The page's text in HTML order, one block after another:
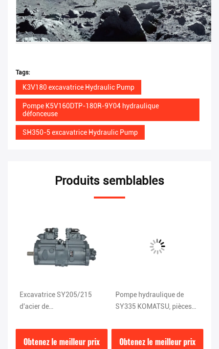
Tags:
K3V180 excavatrice Hydraulic Pump
Pompe K5V160DTP-180R-9Y04 hydraulique
défonceuse
SH350-5 excavatrice Hydraulic Pump
Produits semblables
Excavatrice SY205/215
d'acier de
Hydraulic Pump ISO9001
Obtenez le meilleur prix
Pompe hydraulique de
SY335 KOMATSU, pièces
de DEKA K5V200DTH-
9N1H
Obtenez le meilleur prix